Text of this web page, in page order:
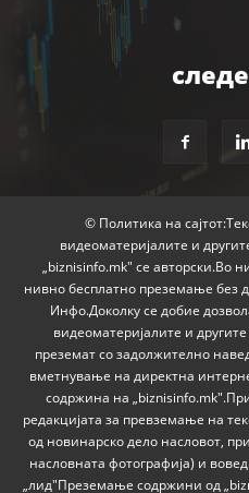
© Политика на
видеоматеријалите и
„biznisinfo.mk" се авторски.Во
нивно бесплатно преземање без
Инфо.Доколку се добие
видеоматеријалите и
преземат со задолжително
вметнување на директна
содржина на
редакцијата за превземање на
од новинарско дело насловот,
насловната фотографија) и
„лид"Преземање содржини од